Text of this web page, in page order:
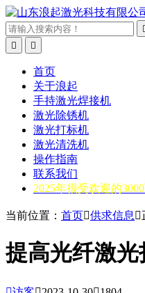


首页
关于浪起
手持激光焊接机
激光除锈机
激光打标机
激光清洗机
操作指南
联系我们
2025年很受欢迎的
当前位置： 首页供求信息 
提高光纤激光